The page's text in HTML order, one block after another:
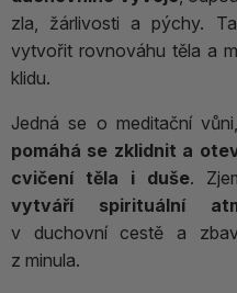
zla, žárlivosti a pýchy.
vytvořit rovnováhu těla a
klidu.
Jedná se o meditační
pomáhá se zklidnit a
cvičení těla i duše.
vytváří spirituální
v duchovní cestě a
z minula.